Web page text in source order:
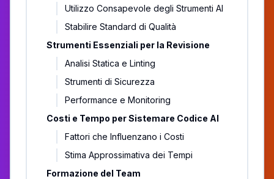
Utilizzo Consapevole degli Strumenti AI
Stabilire Standard di Qualità
Strumenti Essenziali per la Revisione
Analisi Statica e Linting
Strumenti di Sicurezza
Performance e Monitoring
Costi e Tempo per Sistemare Codice AI
Fattori che Influenzano i Costi
Stima Approssimativa dei Tempi
Formazione del Team